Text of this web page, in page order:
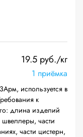
19.5 руб./кг
1 приёмка
используется в
к
длина изделий
части
части цистерн,